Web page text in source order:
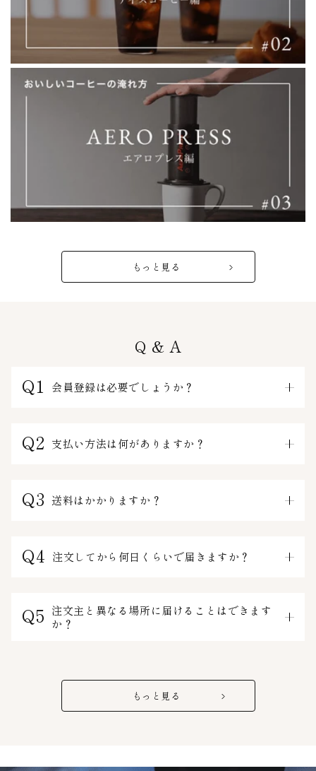
もっと見る
Q & A
Q1 会員登録は必要でしょうか？
Q2 支払い方法は何がありますか？
Q3 送料はかかりますか？
Q4 注文してから何日くらいで届きますか？
Q5 注文主と異なる場所に届けることはできます
か？
もっと見る